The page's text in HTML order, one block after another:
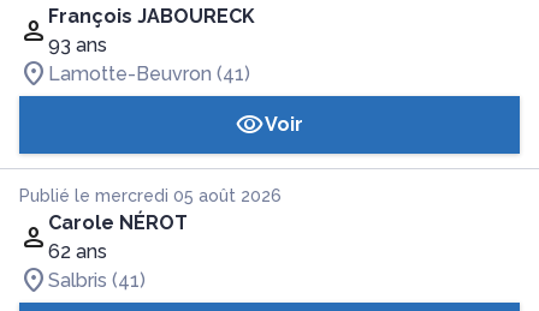
François JABOURECK
93 ans
Lamotte-Beuvron (41)
Voir
Publié le mercredi 05 août 2026
Carole NÉROT
62 ans
Salbris (41)